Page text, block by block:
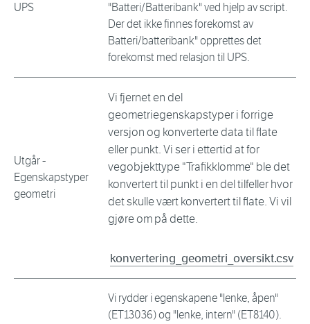
UPS
"Batteri/Batteribank" ved hjelp av script.
Der det ikke finnes forekomst av
Batteri/batteribank" opprettes det
forekomst med relasjon til UPS.
Utgår -
Egenskapstyper
geometri
Vi fjernet en del
geometriegenskapstyper i forrige
versjon og konverterte data til flate
eller punkt. Vi ser i ettertid at for
vegobjekttype "Trafikklomme" ble det
konvertert til punkt i en del tilfeller hvor
det skulle vært konvertert til flate. Vi vil
gjøre om på dette.
konvertering_geometri_oversikt.csv
Vi rydder i egenskapene "lenke, åpen"
(ET13036) og "lenke, intern" (ET8140).